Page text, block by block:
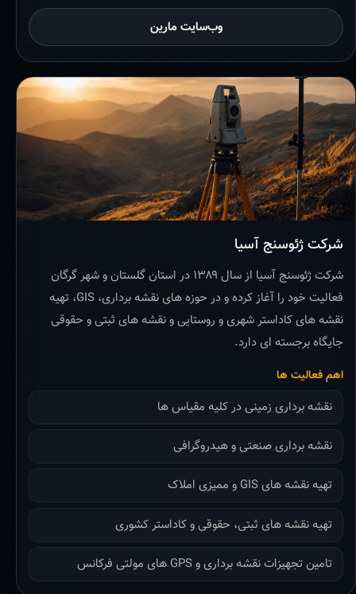
وب‌سایت مارین
شرکت ژئوسنج آسیا
شرکت ژئوسنج آسیا از سال ۱۳۸۹ در استان گلستان و شهر گرگان
فعالیت خود را آغاز کرده و در حوزه های نقشه برداری، GIS، تهیه
نقشه های کاداستر شهری و روستایی و نقشه های ثبتی و حقوقی
جایگاه برجسته ای دارد.
اهم فعالیت ها
نقشه برداری زمینی در کلیه مقیاس ها
نقشه برداری صنعتی و هیدروگرافی
تهیه نقشه های GIS و ممیزی املاک
تهیه نقشه های ثبتی، حقوقی و کاداستر کشوری
تامین تجهیزات نقشه برداری و GPS های مولتی فرکانس